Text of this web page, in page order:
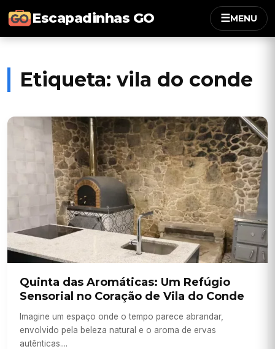
Escapadinhas GO ☰MENU
Etiqueta: vila do conde
Quinta das Aromáticas: Um Refúgio
Sensorial no Coração de Vila do Conde
Imagine um espaço onde o tempo parece abrandar,
envolvido pela beleza natural e o aroma de ervas
autênticas....